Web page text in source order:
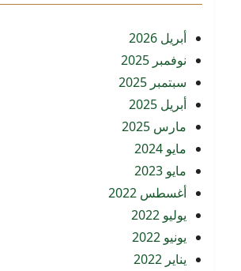
أبريل 2026
نوفمبر 2025
سبتمبر 2025
أبريل 2025
مارس 2025
مايو 2024
مايو 2023
أغسطس 2022
يوليو 2022
يونيو 2022
يناير 2022